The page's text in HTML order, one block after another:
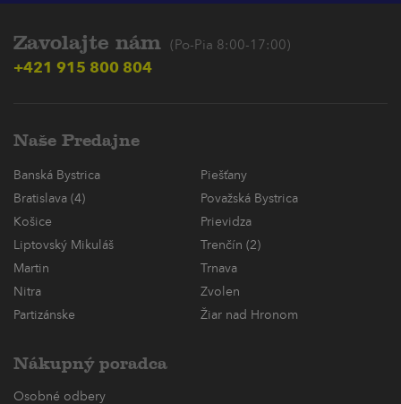
Zavolajte nám (Po-Pia 8:00-17:00)
+421 915 800 804
Naše Predajne
Banská Bystrica
Piešťany
Bratislava (4)
Považská Bystrica
Košice
Prievidza
Liptovský Mikuláš
Trenčín (2)
Martin
Trnava
Nitra
Zvolen
Partizánske
Žiar nad Hronom
Nákupný poradca
Osobné odbery